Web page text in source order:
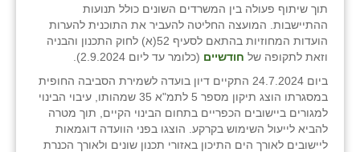
תוך שיתוף פעולה בין המשרדים השונים כולל תנועות
ההתיישבות. המועצה החליטה להעביר את התוכנית להערות
הועדות המחוזיות בהתאם לסעיף 52(א) לחוק התכנון והבניה
וזאת לתקופה של חודשיים (כלומר עד ליום 2.9.2024).
ביום 24.7.2024 התקיים דיון בועדה לשמירת הסביבה החופית
במסגרתו הוצג תיקון מספר 5 לתמ"א 35 שמהותו, עיבוי הבינוי
למגורים ביישובים הכפריים בתחום הבינוי הקיים, תוך מטרה
להביא לייעול השימוש בקרקע. הוצגו בפני הוועדה דוגמאות
ליישובים לאורך הים התיכון באזורי תכנון שונים ולאורך הכנרת